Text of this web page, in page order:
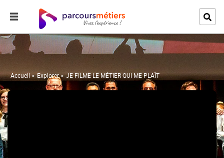
Accueil Explorer JE FILME LE MÉTIER QUI ME PLAÎT